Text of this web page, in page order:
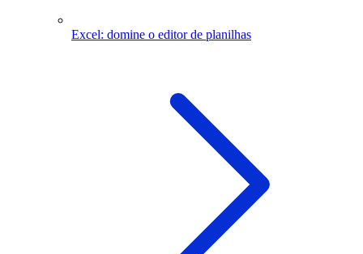
Excel: domine o editor de planilhas